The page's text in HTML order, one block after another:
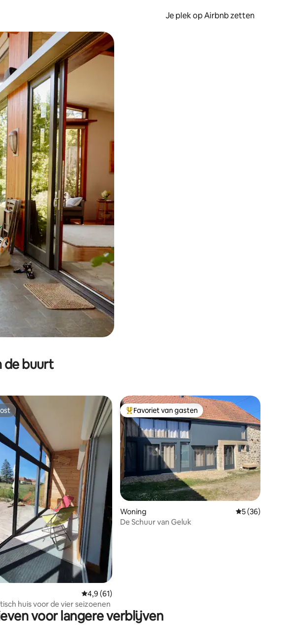
Je plek op Airbnb zetten
óf door te tikken of swipen.
de buurt
van 4,99 op 5, 81 recensies
Gemiddelde beoordeling van 4,9 op 5, 61 recensies
4,9 (61)
huis voor de vier seizoenen
Topfavoriet van gasten
Favoriet van gasten
Woning Gemiddelde
5 (36)
De Schuur van Geluk
voor langere verblijven